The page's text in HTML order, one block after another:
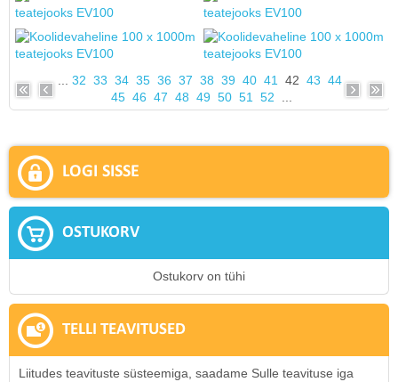
32 33 34 35 36 37 38 39 40 41 42 43 44
45 46 47 48 49 50 51 52
LOGI SISSE
OSTUKORV
Ostukorv on tühi
TELLI TEAVITUSED
Liitudes teavituste süsteemiga, saadame Sulle teavituse iga